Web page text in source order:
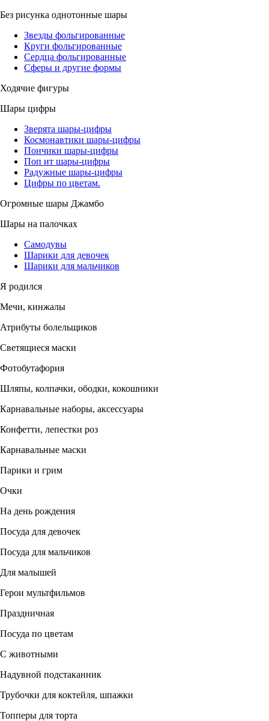
Без рисунка однотонные шары
Звезды фольгированные
Круги фольгированные
Сердца фольгированные
Сферы и другие формы
Ходячие фигуры
Шары цифры
Зверята шары-цифры
Космонавтики шары-цифры
Пончики шары-цифры
Поп ит шары-цифры
Радужные шары-цифры
Цифры по цветам.
Огромные шары Джамбо
Шары на палочках
Самодувы
Шарики для девочек
Шарики для мальчиков
Я родился
Мечи, кинжалы
Атрибуты болельщиков
Светящиеся маски
Фотобутафория
Шляпы, колпачки, ободки, кокошники
Карнавальные наборы, аксессуары
Конфетти, лепестки роз
Карнавальные маски
Парики и грим
Очки
На день рождения
Посуда для девочек
Посуда для мальчиков
Для малышей
Герои мультфильмов
Праздничная
Посуда по цветам
С животными
Надувной подстаканник
Трубочки для коктейля, шпажки
Топперы для торта